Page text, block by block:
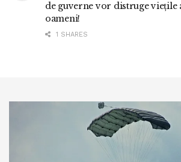
de guverne vor distruge viețile
oameni!
1 SHARES